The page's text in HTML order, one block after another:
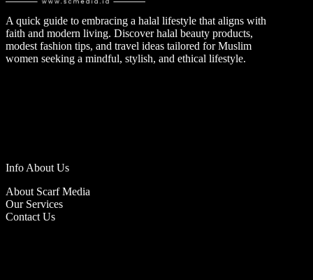
A quick guide to embracing a halal lifestyle that aligns with
faith and modern living. Discover halal beauty products,
modest fashion tips, and travel ideas tailored for Muslim
women seeking a mindful, stylish, and ethical lifestyle.
Info About Us
About Scarf Media
Our Services
Contact Us